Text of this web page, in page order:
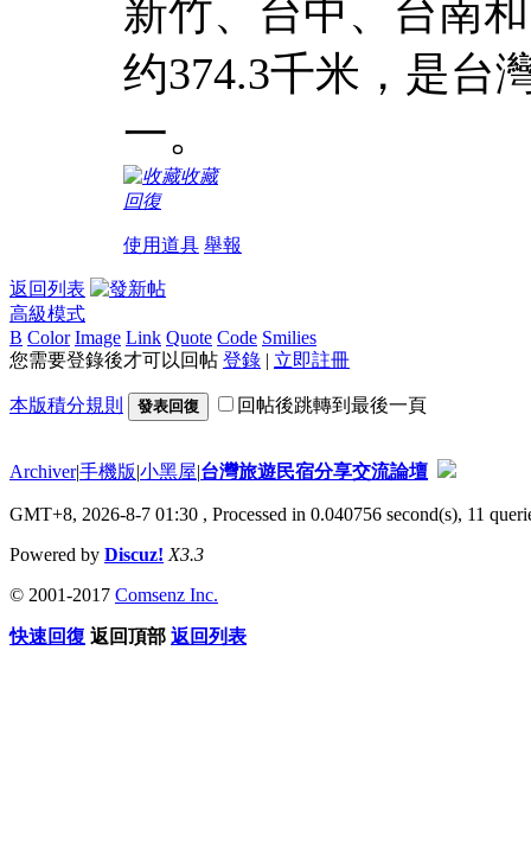
新竹、台中、台南
约374.3千米，是台
一。
收藏
回復
使用道具 舉報
返回列表
高級模式
B Color Image Link Quote Code Smilies
您需要登錄後才可以回帖 登錄 | 立即註冊
本版積分規則 發表回復 回帖後跳轉到最後一頁
Archiver|手機版|小黑屋|台灣旅遊民宿分享交流論壇
GMT+8, 2026-8-7 01:30 , Processed in 0.040756 second(s), 11
Powered by Discuz! X3.3
© 2001-2017 Comsenz Inc.
快速回復 返回頂部 返回列表